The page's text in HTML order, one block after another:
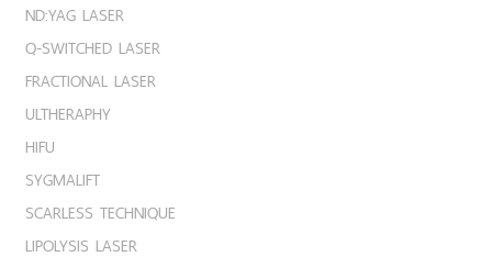
ND:YAG LASER
Q-SWITCHED LASER
FRACTIONAL LASER
ULTHERAPHY
HIFU
SYGMALIFT
SCARLESS TECHNIQUE
LIPOLYSIS LASER